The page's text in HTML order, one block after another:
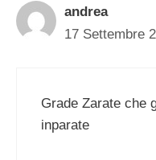
andrea
17 Settembre
Grade Zarate che
inparate